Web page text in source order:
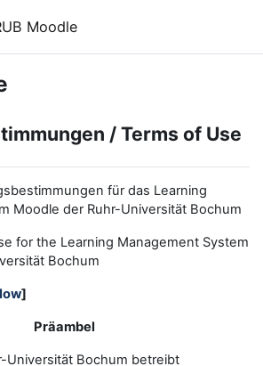
Moodle
/ Terms of Use
für das Learning
Moodle der Ruhr-Universität Bochum
for the Learning Management System
ät Bochum
]
Präambel
Universität Bochum betreibt